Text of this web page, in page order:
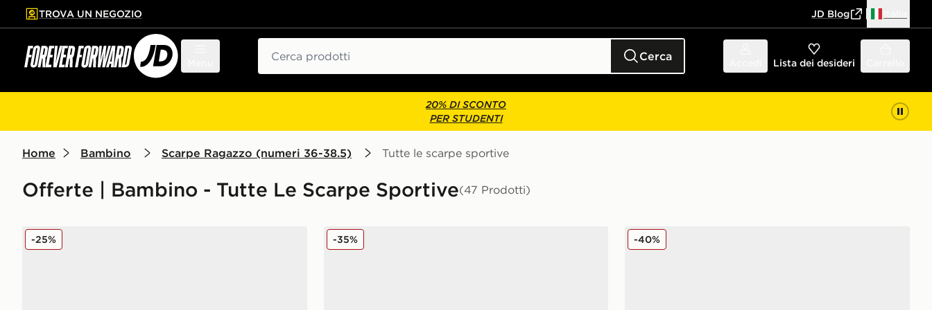
contenuto principale
a fondo pagina
TROVA UN NEGOZIO JD Blog
Cerca Lista dei desideri
20% DI SCONTO
PER STUDENTI
Home Bambino Scarpe Ragazzo (numeri 36-38.5) Tutte le scarpe sportive
Offerte | Bambino - Tutte Le Scarpe Sportive(47 Prodotti)
New Balance 530 Junior
-25% Nike Air Force 1 Low Junior
-35% New Balance 740 Junior
-40%